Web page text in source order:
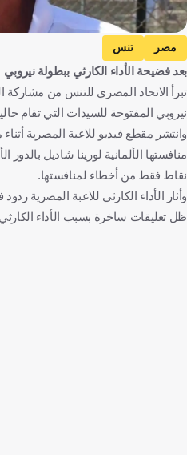
مصر تنس
بعد فضيحة الأداء الكارثي ببطولة نيروبي
تبرأ الاتحاد المصري للتنس من مشاركة
نيروبي المفتوحة للسيدات التي تقام
وانتشر مقطع فيديو للاعبة المصرية
نقاط فقط من أخطاء لمنافستها.
وأثار الأداء الكارثي للاعبة المصرية
ظل تعليقات ساخرة بسبب الأداء